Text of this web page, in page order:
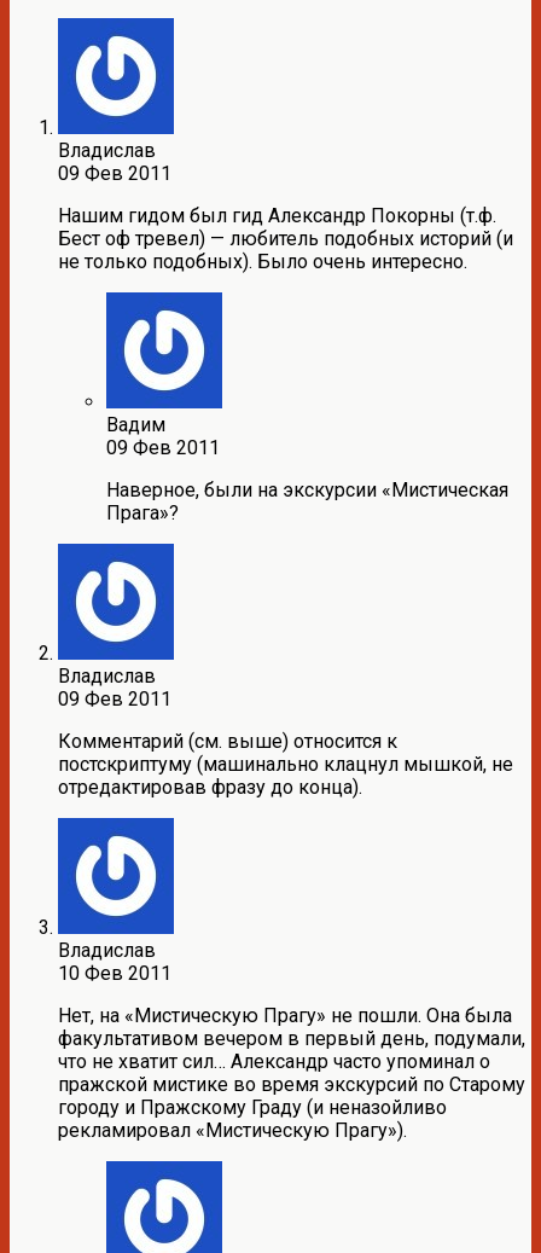
Владислав
09 Фев 2011
Нашим гидом был гид Александр Покорны (т.ф.
Бест оф тревел) — любитель подобных историй (и
не только подобных). Было очень интересно.
Вадим
09 Фев 2011
Наверное, были на экскурсии «Мистическая
Прага»?
Владислав
09 Фев 2011
Комментарий (см. выше) относится к
постскриптуму (машинально клацнул мышкой, не
отредактировав фразу до конца).
Владислав
10 Фев 2011
Нет, на «Мистическую Прагу» не пошли. Она была
факультативом вечером в первый день, подумали,
что не хватит сил… Александр часто упоминал о
пражской мистике во время экскурсий по Старому
городу и Пражскому Граду (и неназойливо
рекламировал «Мистическую Прагу»).